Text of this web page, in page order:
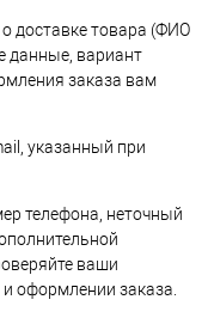
доставке товара (ФИО
данные, вариант
заказа вам
указанный при
телефона, неточный
ваши
оформлении заказа.